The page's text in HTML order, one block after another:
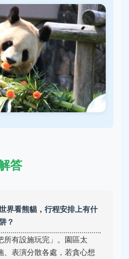
答
界看熊貓，行程安排上有什
？
所有設施玩完」。園區太
、表演分散各處，若貪心想